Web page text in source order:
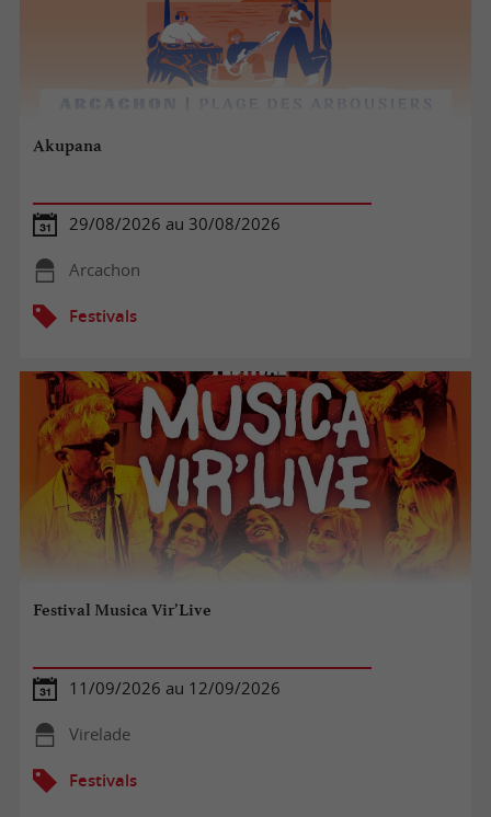
Akupana
29/08/2026 au 30/08/2026
Arcachon
Festivals
Festival Musica Vir’Live
11/09/2026 au 12/09/2026
Virelade
Festivals